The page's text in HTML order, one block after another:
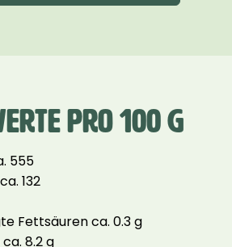
PRO 100 G
555
132
Fettsäuren ca. 0.3 g
8.2 g